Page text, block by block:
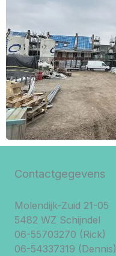
Contactgegevens
Molendijk-Zuid 21-05
5482 WZ Schijndel
06-55703270 (Rick)
06-54337319 (Dennis)